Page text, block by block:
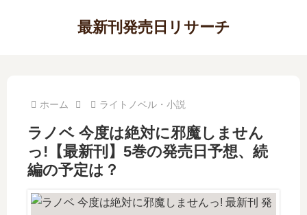
最新刊発売日リサーチ
ホーム ライトノベル・小説
ラノベ 今度は絶対に邪魔しません
っ!【最新刊】5巻の発売日予想、続
編の予定は？